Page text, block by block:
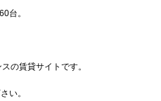
台。
の賃貸サイトです。
い。